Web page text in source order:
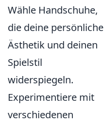
Wähle Handschuhe,
die deine persönliche
Ästhetik und deinen
Spielstil
widerspiegeln.
Experimentiere mit
verschiedenen